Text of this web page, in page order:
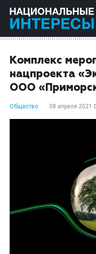
Комплекс
нацпроекта
ООО
Общество 08 апреля 2021